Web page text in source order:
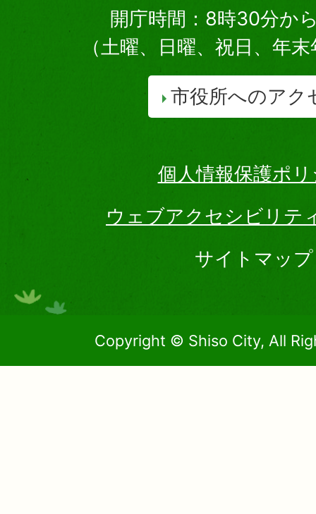
開庁時間：8時30分か
（土曜、日曜、祝日、年
市役所へのアク
個人情報保護ポ
ウェブアクセシビリテ
サイトマップ
Copyright © Shiso City, All